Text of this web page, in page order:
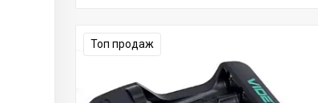
Топ продаж